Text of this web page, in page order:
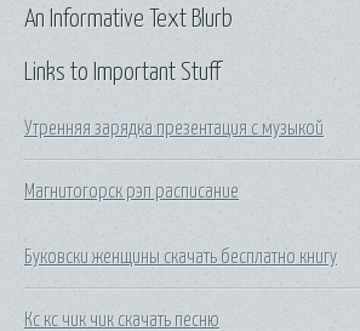
Links to Important Stuff
Утренняя зарядка презентация с музыкой
Магнитогорск рэп расписание
Буковски женщины скачать бесплатно книгу
Кс кс чик чик скачать песню
An Informative Text Blurb